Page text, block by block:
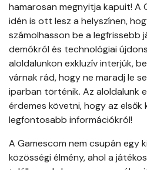
hamarosan megnyitja kapuit! A
idén is ott lesz a helyszínen,
számolhasson be a legfrissebb
demókról és technológiai
aloldalunkon exkluzív interjúk,
várnak rád, hogy ne maradj le
iparban történik. Az aloldalunk
érdemes követni, hogy az
legfontosabb információkról!
A Gamescom nem csupán egy
közösségi élmény, ahol a